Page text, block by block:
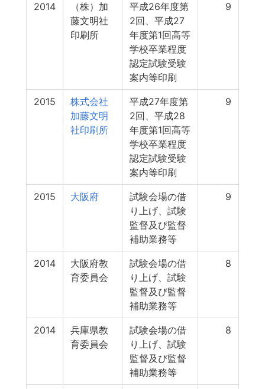
2014
（株）加
藤文明社
印刷所
平成26年度第
2回、平成27
年度第1回高等
学校卒業程度
認定試験受験
案内等印刷
9
2015
株式会社
加藤文明
社印刷所
平成27年度第
2回、平成28
年度第1回高等
学校卒業程度
認定試験受験
案内等印刷
9
2015 大阪府
試験会場の借
り上げ、試験
監督及び監督
補助業務等
9
2014
大阪府教
育委員会
試験会場の借
り上げ、試験
監督及び監督
補助業務等
8
2014
兵庫県教
育委員会
試験会場の借
り上げ、試験
監督及び監督
補助業務等
8